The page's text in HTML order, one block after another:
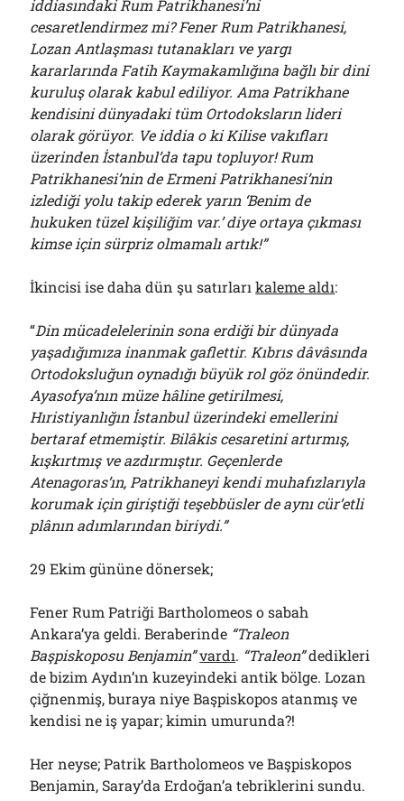
iddiasındaki Rum Patrikhanesi’ni
cesaretlendirmez mi? Fener Rum Patrikhanesi,
Lozan Antlaşması tutanakları ve yargı
kararlarında Fatih Kaymakamlığına bağlı bir dini
kuruluş olarak kabul ediliyor. Ama Patrikhane
kendisini dünyadaki tüm Ortodoksların lideri
olarak görüyor. Ve iddia o ki Kilise vakıfları
üzerinden İstanbul’da tapu topluyor! Rum
Patrikhanesi’nin de Ermeni Patrikhanesi’nin
izlediği yolu takip ederek yarın ‘Benim de
hukuken tüzel kişiliğim var.’ diye ortaya çıkması
kimse için sürpriz olmamalı artık!”
İkincisi ise daha dün şu satırlarıkaleme aldı:
“Din mücadelelerinin sona erdiği bir dünyada
yaşadığımıza inanmak gaflettir. Kıbrıs dâvâsında
Ortodoksluğun oynadığı büyük rol göz önündedir.
Ayasofya’nın müze hâline getirilmesi,
Hıristiyanlığın İstanbul üzerindeki emellerini
bertaraf etmemiştir. Bilâkis cesaretini artırmış,
kışkırtmış ve azdırmıştır. Geçenlerde
Atenagoras’ın, Patrikhaneyi kendi muhafızlarıyla
korumak için giriştiği teşebbüsler de aynı cür’etli
plânın adımlarından biriydi.”
29 Ekim gününe dönersek;
Fener Rum Patriği Bartholomeos o sabah
Ankara’ya geldi. Beraberinde “Traleon
Başpiskoposu Benjamin”vardı. “Traleon”dedikleri
de bizim Aydın’ın kuzeyindeki antik bölge. Lozan
çiğnenmiş, buraya niye Başpiskopos atanmış ve
kendisi ne iş yapar; kimin umurunda?!
Her neyse; Patrik Bartholomeos ve Başpiskopos
Benjamin, Saray’da Erdoğan’a tebriklerini sundu.